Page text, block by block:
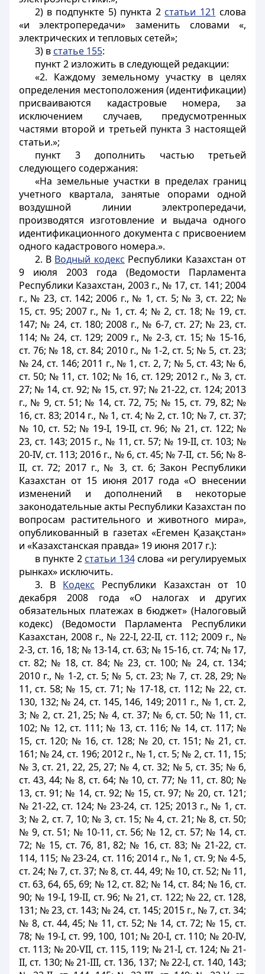
2) в подпункте 5) пункта 2 статьи 121 слова
«и электропередачи» заменить словами «,
электрических и тепловых сетей»;
3) в статье 155:
пункт 2 изложить в следующей редакции:
«2. Каждому земельному участку в целях
определения местоположения (идентификации)
присваиваются кадастровые номера, за
исключением случаев, предусмотренных
частями второй и третьей пункта 3 настоящей
статьи.»;
пункт 3 дополнить частью третьей
следующего содержания:
«На земельные участки в пределах границ
учетного квартала, занятые опорами одной
воздушной линии электропередачи,
производятся изготовление и выдача одного
идентификационного документа с присвоением
одного кадастрового номера.».
2. В Водный кодекс Республики Казахстан от
9 июля 2003 года (Ведомости Парламента
Республики Казахстан, 2003 г., № 17, ст. 141; 2004
г., № 23, ст. 142; 2006 г., № 1, ст. 5; № 3, ст. 22; №
15, ст. 95; 2007 г., № 1, ст. 4; № 2, ст. 18; № 19, ст.
147; № 24, ст. 180; 2008 г., № 6-7, ст. 27; № 23, ст.
114; № 24, ст. 129; 2009 г., № 2-3, ст. 15; № 15-16,
ст. 76; № 18, ст. 84; 2010 г., № 1-2, ст. 5; № 5, ст. 23;
№ 24, ст. 146; 2011 г., № 1, ст. 2, 7; № 5, ст. 43; № 6,
ст. 50; № 11, ст. 102; № 16, ст. 129; 2012 г., № 3, ст.
27; № 14, ст. 92; № 15, ст. 97; № 21-22, ст. 124; 2013
г., № 9, ст. 51; № 14, ст. 72, 75; № 15, ст. 79, 82; №
16, ст. 83; 2014 г., № 1, ст. 4; № 2, ст. 10; № 7, ст. 37;
№ 10, ст. 52; № 19-I, 19-II, ст. 96; № 21, ст. 122; №
23, ст. 143; 2015 г., № 11, ст. 57; № 19-II, ст. 103; №
20-IV, ст. 113; 2016 г., № 6, ст. 45; № 7-II, ст. 56; № 8-
II, ст. 72; 2017 г., № 3, ст. 6; Закон Республики
Казахстан от 15 июня 2017 года «О внесении
изменений и дополнений в некоторые
законодательные акты Республики Казахстан по
вопросам растительного и животного мира»,
опубликованный в газетах «Егемен Қазақстан»
и «Казахстанская правда» 19 июня 2017 г.):
в пункте 2 статьи 134слова «и регулируемых
рынках» исключить.
3. В Кодекс Республики Казахстан от 10
декабря 2008 года «О налогах и других
обязательных платежах в бюджет» (Налоговый
кодекс) (Ведомости Парламента Республики
Казахстан, 2008 г., № 22-I, 22-II, ст. 112; 2009 г., №
2-3, ст. 16, 18; № 13-14, ст. 63; № 15-16, ст. 74; № 17,
ст. 82; № 18, ст. 84; № 23, ст. 100; № 24, ст. 134;
2010 г., № 1-2, ст. 5; № 5, ст. 23; № 7, ст. 28, 29; №
11, ст. 58; № 15, ст. 71; № 17-18, ст. 112; № 22, ст.
130, 132; № 24, ст. 145, 146, 149; 2011 г., № 1, ст. 2,
3; № 2, ст. 21, 25; № 4, ст. 37; № 6, ст. 50; № 11, ст.
102; № 12, ст. 111; № 13, ст. 116; № 14, ст. 117; №
15, ст. 120; № 16, ст. 128; № 20, ст. 151; № 21, ст.
161; № 24, ст. 196; 2012 г., № 1, ст. 5; № 2, ст. 11, 15;
№ 3, ст. 21, 22, 25, 27; № 4, ст. 32; № 5, ст. 35; № 6,
ст. 43, 44; № 8, ст. 64; № 10, ст. 77; № 11, ст. 80; №
13, ст. 91; № 14, ст. 92; № 15, ст. 97; № 20, ст. 121;
№ 21-22, ст. 124; № 23-24, ст. 125; 2013 г., № 1, ст.
3; № 2, ст. 7, 10; № 3, ст. 15; № 4, ст. 21; № 8, ст. 50;
№ 9, ст. 51; № 10-11, ст. 56; № 12, ст. 57; № 14, ст.
72; № 15, ст. 76, 81, 82; № 16, ст. 83; № 21-22, ст.
114, 115; № 23-24, ст. 116; 2014 г., № 1, ст. 9; № 4-5,
ст. 24; № 7, ст. 37; № 8, ст. 44, 49; № 10, ст. 52; № 11,
ст. 63, 64, 65, 69; № 12, ст. 82; № 14, ст. 84; № 16, ст.
90; № 19-I, 19-II, ст. 96; № 21, ст. 122; № 22, ст. 128,
131; № 23, ст. 143; № 24, ст. 145; 2015 г., № 7, ст. 34;
№ 8, ст. 44, 45; № 11, ст. 52; № 14, ст. 72; № 15, ст.
78; № 19-I, ст. 99, 100, 101; № 20-I, ст. 110; № 20-IV,
ст. 113; № 20-VII, ст. 115, 119; № 21-I, ст. 124; № 21-
II, ст. 130; № 21-III, ст. 136, 137; № 22-I, ст. 140, 143;